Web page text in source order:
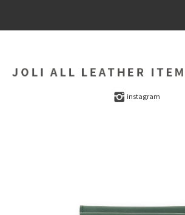
instagram